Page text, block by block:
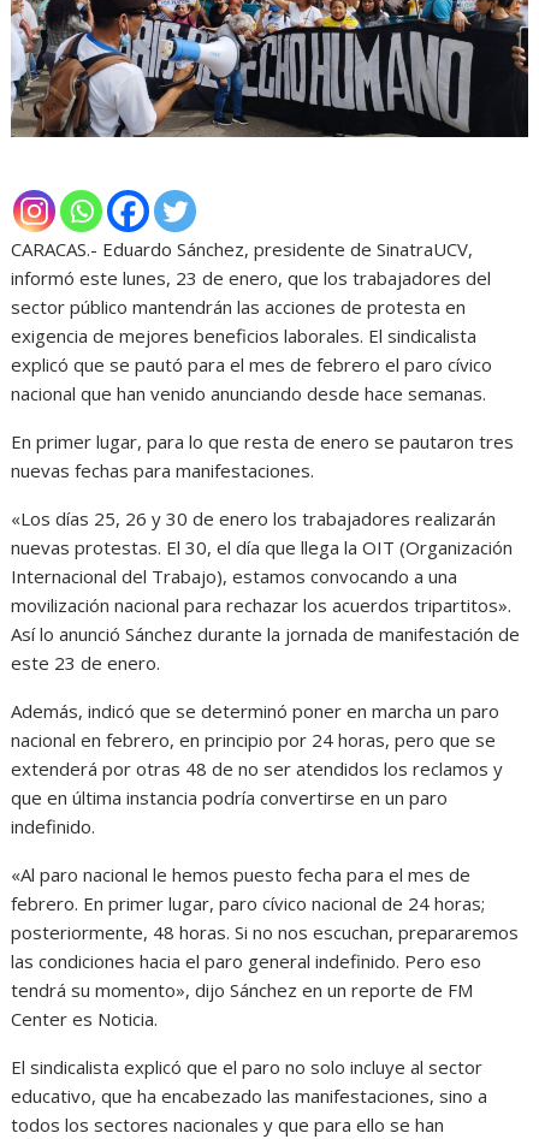
CARACAS.- Eduardo Sánchez, presidente de SinatraUCV,
informó este lunes, 23 de enero, que los trabajadores del
sector público mantendrán las acciones de protesta en
exigencia de mejores beneficios laborales. El sindicalista
explicó que se pautó para el mes de febrero el paro cívico
nacional que han venido anunciando desde hace semanas.
En primer lugar, para lo que resta de enero se pautaron tres
nuevas fechas para manifestaciones.
«Los días 25, 26 y 30 de enero los trabajadores realizarán
nuevas protestas. El 30, el día que llega la OIT (Organización
Internacional del Trabajo), estamos convocando a una
movilización nacional para rechazar los acuerdos tripartitos».
Así lo anunció Sánchez durante la jornada de manifestación de
este 23 de enero.
Además, indicó que se determinó poner en marcha un paro
nacional en febrero, en principio por 24 horas, pero que se
extenderá por otras 48 de no ser atendidos los reclamos y
que en última instancia podría convertirse en un paro
indefinido.
«Al paro nacional le hemos puesto fecha para el mes de
febrero. En primer lugar, paro cívico nacional de 24 horas;
posteriormente, 48 horas. Si no nos escuchan, prepararemos
las condiciones hacia el paro general indefinido. Pero eso
tendrá su momento», dijo Sánchez en un reporte de FM
Center es Noticia.
El sindicalista explicó que el paro no solo incluye al sector
educativo, que ha encabezado las manifestaciones, sino a
todos los sectores nacionales y que para ello se han